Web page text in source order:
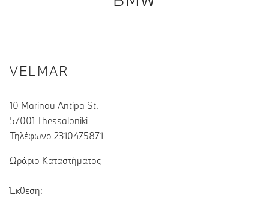
VELMAR
10 Marinou Antipa St.
57001 Thessaloniki
Τηλέφωνο 2310475871
Ωράριο Καταστήματος
Έκθεση: